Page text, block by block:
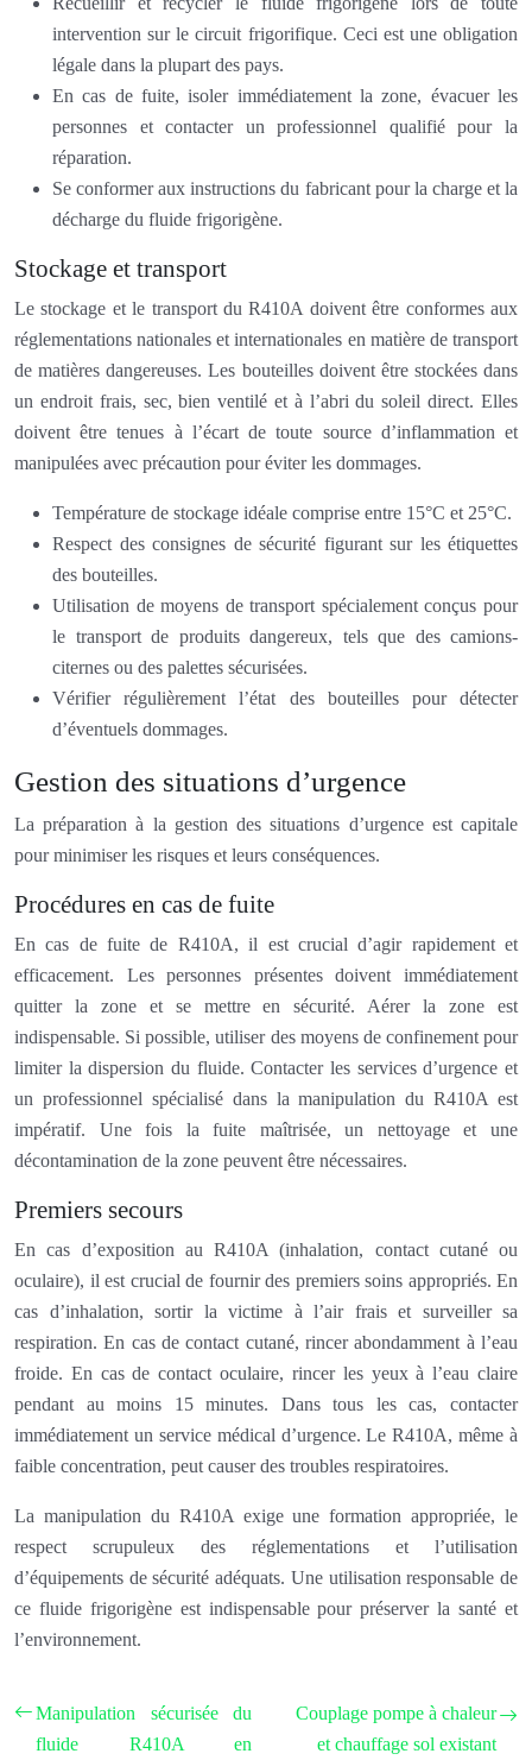
intervention sur le circuit frigorifique. Ceci est une obligation
légale dans la plupart des pays.
En cas de fuite, isoler immédiatement la zone, évacuer les
personnes et contacter un professionnel qualifié pour la
réparation.
Se conformer aux instructions du fabricant pour la charge et la
décharge du fluide frigorigène.
Stockage et transport
Le stockage et le transport du R410A doivent être conformes aux
réglementations nationales et internationales en matière de transport
de matières dangereuses. Les bouteilles doivent être stockées dans
un endroit frais, sec, bien ventilé et à l’abri du soleil direct. Elles
doivent être tenues à l’écart de toute source d’inflammation et
manipulées avec précaution pour éviter les dommages.
Température de stockage idéale comprise entre 15°C et 25°C.
Respect des consignes de sécurité figurant sur les étiquettes
des bouteilles.
Utilisation de moyens de transport spécialement conçus pour
le transport de produits dangereux, tels que des camions-
citernes ou des palettes sécurisées.
Vérifier régulièrement l’état des bouteilles pour détecter
d’éventuels dommages.
Gestion des situations d’urgence
La préparation à la gestion des situations d’urgence est capitale
pour minimiser les risques et leurs conséquences.
Procédures en cas de fuite
En cas de fuite de R410A, il est crucial d’agir rapidement et
efficacement. Les personnes présentes doivent immédiatement
quitter la zone et se mettre en sécurité. Aérer la zone est
indispensable. Si possible, utiliser des moyens de confinement pour
limiter la dispersion du fluide. Contacter les services d’urgence et
un professionnel spécialisé dans la manipulation du R410A est
impératif. Une fois la fuite maîtrisée, un nettoyage et une
décontamination de la zone peuvent être nécessaires.
Premiers secours
En cas d’exposition au R410A (inhalation, contact cutané ou
oculaire), il est crucial de fournir des premiers soins appropriés. En
cas d’inhalation, sortir la victime à l’air frais et surveiller sa
respiration. En cas de contact cutané, rincer abondamment à l’eau
froide. En cas de contact oculaire, rincer les yeux à l’eau claire
pendant au moins 15 minutes. Dans tous les cas, contacter
immédiatement un service médical d’urgence. Le R410A, même à
faible concentration, peut causer des troubles respiratoires.
La manipulation du R410A exige une formation appropriée, le
respect scrupuleux des réglementations et l’utilisation
d’équipements de sécurité adéquats. Une utilisation responsable de
ce fluide frigorigène est indispensable pour préserver la santé et
l’environnement.
Manipulation sécurisée du
fluide R410A en
Couplage pompe à chaleur
et chauffage sol existant